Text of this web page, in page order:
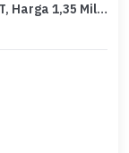
Rumah Idaman di Sutorejo, Surabaya, 3 KT, Harga 1,35 Miliar